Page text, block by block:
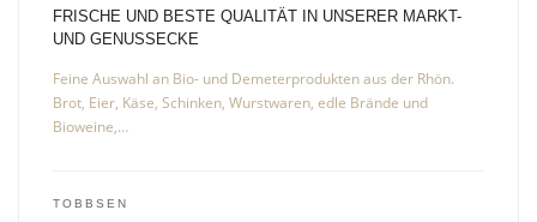
FRISCHE UND BESTE QUALITÄT IN UNSERER MARKT-
UND GENUSSECKE
Feine Auswahl an Bio- und Demeterprodukten aus der Rhön.
Brot, Eier, Käse, Schinken, Wurstwaren, edle Brände und
Bioweine,…
TOBBSEN